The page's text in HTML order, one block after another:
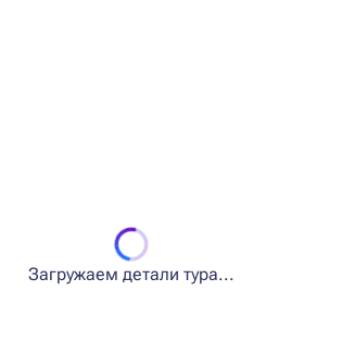
Загружаем детали тура...